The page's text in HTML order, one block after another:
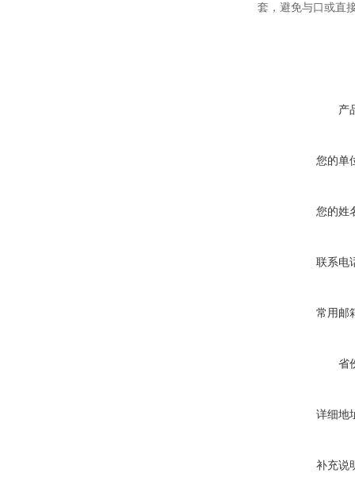
套 ， 避免与口或直
产
您的单
您的姓
联系电
常用邮
省
详细地
补充说